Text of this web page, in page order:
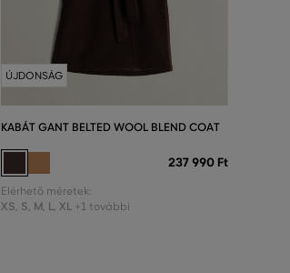
ÚJDONSÁG
KABÁT GANT BELTED WOOL BLEND COAT
237 990 Ft
Elérhető méretek:
XS, S, M, L, XL +1 további